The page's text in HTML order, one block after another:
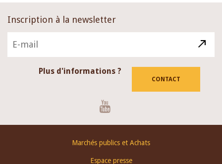
Inscription à la newsletter
Plus d'informations ?
CONTACT
Marchés publics et Achats
Espace presse